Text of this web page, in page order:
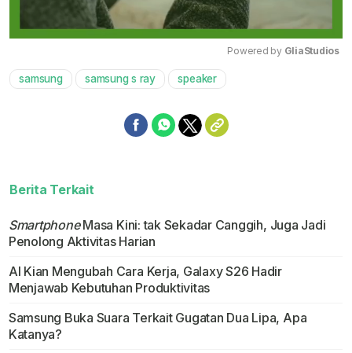
Powered by GliaStudios
samsung samsung s ray speaker
Berita Terkait
SmartphoneMasa Kini: tak Sekadar Canggih, Juga Jadi
Penolong Aktivitas Harian
AI Kian Mengubah Cara Kerja, Galaxy S26 Hadir
Menjawab Kebutuhan Produktivitas
Samsung Buka Suara Terkait Gugatan Dua Lipa, Apa
Katanya?